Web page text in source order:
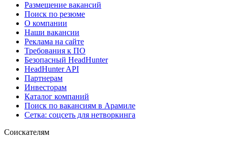
Размещение вакансий
Поиск по резюме
О компании
Наши вакансии
Реклама на сайте
Требования к ПО
Безопасный HeadHunter
HeadHunter API
Партнерам
Инвесторам
Каталог компаний
Поиск по вакансиям в Арамиле
Сетка: соцсеть для нетворкинга
Соискателям